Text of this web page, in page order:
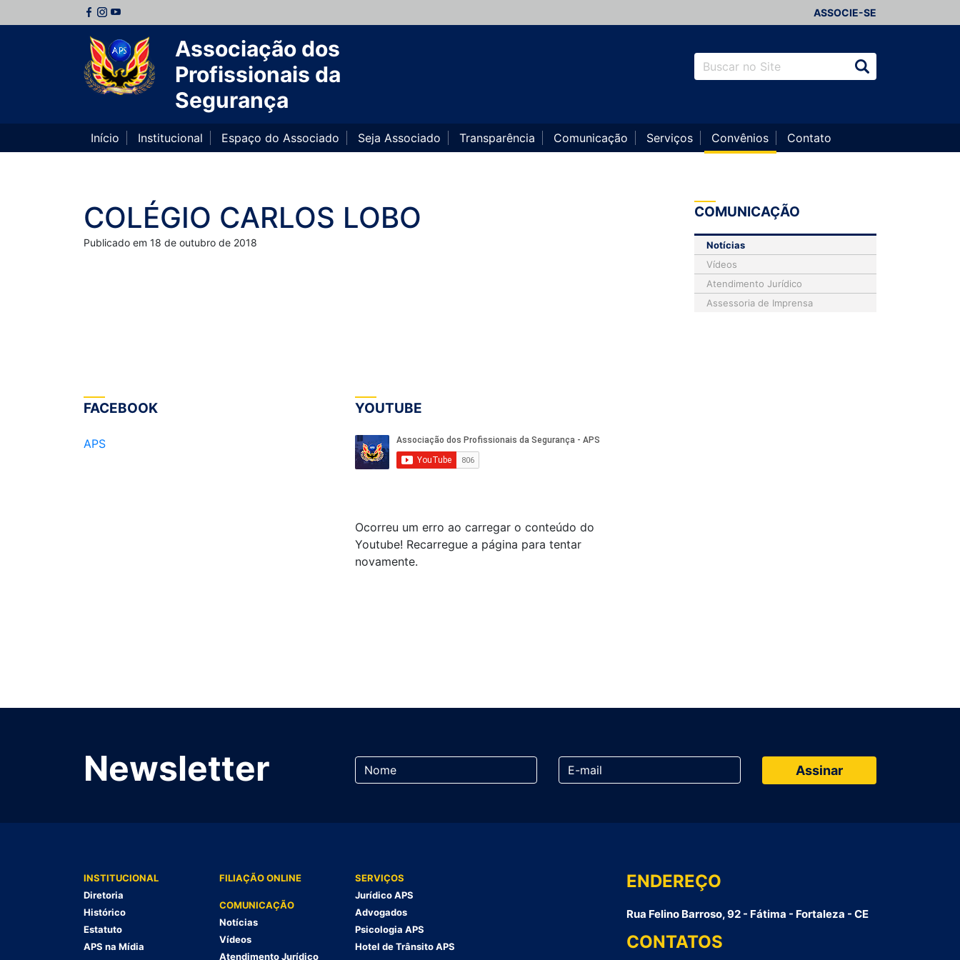
ASSOCIE-SE
Associação dos
Profissionais da
Segurança
Início Institucional Espaço do Associado Seja Associado Transparência Comunicação Serviços Convênios Contato
COLÉGIO CARLOS LOBO
Publicado em 18 de outubro de 2018
COMUNICAÇÃO
Notícias
Vídeos
Atendimento Jurídico
Assessoria de Imprensa
FACEBOOK
APS
YOUTUBE
Ocorreu um erro ao carregar o conteúdo do
Youtube! Recarregue a página para tentar
novamente.
Newsletter
INSTITUCIONAL
Diretoria
Histórico
Estatuto
APS na Mídia
FILIAÇÃO ONLINE
COMUNICAÇÃO
Notícias
Vídeos
Atendimento Jurídico
SERVIÇOS
Jurídico APS
Advogados
Psicologia APS
Hotel de Trânsito APS
ENDEREÇO
Rua Felino Barroso, 92 - Fátima - Fortaleza - CE
CONTATOS